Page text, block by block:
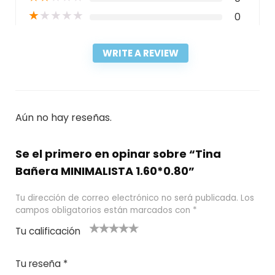
★★★★★ 0
WRITE A REVIEW
Aún no hay reseñas.
Se el primero en opinar sobre “Tina
Bañera MINIMALISTA 1.60*0.80”
Tu dirección de correo electrónico no será publicada. Los
campos obligatorios están marcados con *
Tu calificación
Tu reseña *